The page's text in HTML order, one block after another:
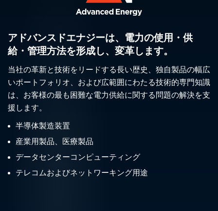
アドバンスドエナジーは、電力の使用・供
給・管理方法を形成し、変革します。
当社の革新と技術をリードする長い歴史、独自製品の幅広
いポートフォリオ、および広範囲にわたる技術的専門知識
は、お客様の最も困難な電力供給に関する問題の解決を支
援します。
半導体製造装置
産業用製品、医療製品
データセンターコンピューティング
テレコムおよびネットワーキング用途